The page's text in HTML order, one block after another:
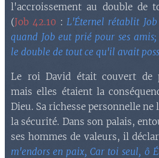
l'accroissement au double de
(Job 42.10 : L'Éternel rétablit
quand Job eut prié pour ses
le double de tout ce qu'il avait
Le roi David était couvert de
mais elles étaient la
Dieu. Sa richesse personnelle
la sécurité. Dans son palais,
ses hommes de valeurs, il
m'endors en paix, Car toi seul, ô